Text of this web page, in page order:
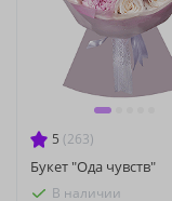
5 (263)
Букет "Ода чувств"
В наличии